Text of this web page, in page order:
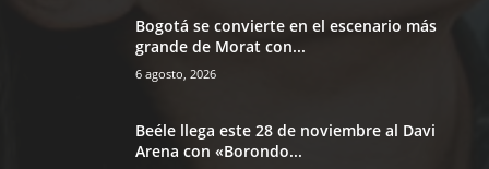
Bogotá se convierte en el escenario más
grande de Morat con...
6 agosto, 2026
Beéle llega este 28 de noviembre al Davi
Arena con «Borondo...